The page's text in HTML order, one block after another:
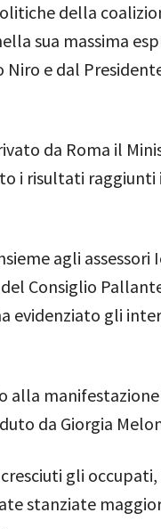
della
sua massima
e dal
da Roma il
i risultati raggiunti
agli assessori
Consiglio
evidenziato gli
alla
da Giorgia
gli
stanziate